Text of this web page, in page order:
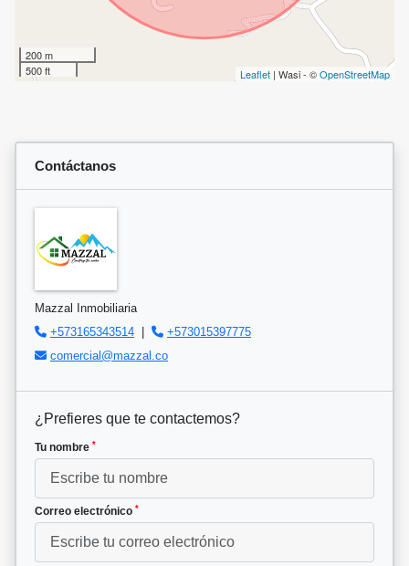
200 m
500 ft
Leaflet | Wasi - ©OpenStreetMap
Contáctanos
Mazzal Inmobiliaria
+573165343514
+573015397775
comercial@mazzal.co
¿Prefieres que te contactemos?
Tu nombre *
Correo electrónico *